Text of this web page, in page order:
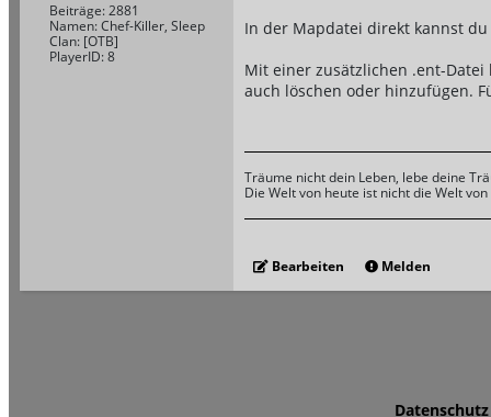
Beiträge: 2881
Namen: Chef-Killer, Sleep
Clan: [OTB]
PlayerID: 8
In der Mapdatei direkt kannst
Mit einer zusätzlichen .ent-
auch löschen oder hinzufügen.
Träume nicht dein Leben, lebe deine
Die Welt von heute ist nicht die Welt
Bearbeiten Melden
Datenschutz